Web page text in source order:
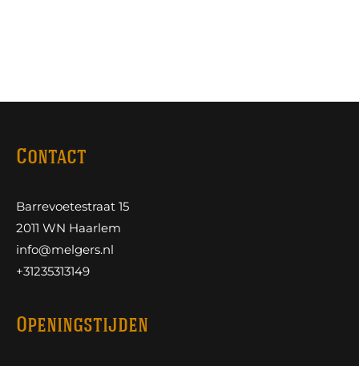
Contact
Barrevoetestraat 15
2011 WN Haarlem
info@melgers.nl
+31235313149
Openingstijden